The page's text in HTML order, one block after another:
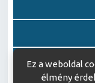
Ez a weboldal
élmény